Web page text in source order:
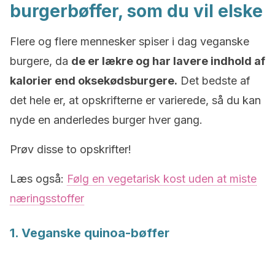
burgerbøffer, som du vil elske
Flere og flere mennesker spiser i dag veganske
burgere, da de er lækre og har lavere indhold af
kalorier end oksekødsburgere. Det bedste af
det hele er, at opskrifterne er varierede, så du kan
nyde en anderledes burger hver gang.
Prøv disse to opskrifter!
Læs også: Følg en vegetarisk kost uden at miste
næringsstoffer
1. Veganske quinoa-bøffer